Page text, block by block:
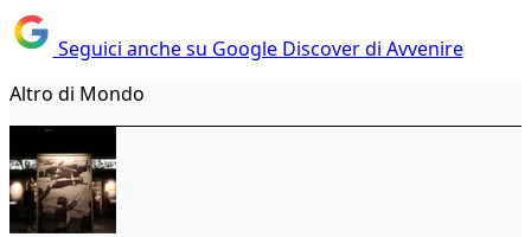
Seguici anche su Google Discover di Avvenire
Altro di Mondo